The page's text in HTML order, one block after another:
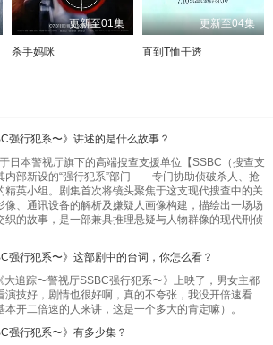
更新至01集
杀手妈咪
更新至04集
直到T恤干透
强行犯系〜》讲述的是什么故事？
日本警视厅旗下的高端搜查支援单位【SSBC（搜查支
内部新设的“强行犯系”部门——专门协助侦破杀人、抢
精英小组。剧集首次将镜头聚焦于这支现代搜查中的关
像、通讯设备的解析及嫌疑人画像构建，描绘出一场场
织的故事，是一部兼具推理悬疑与人物群像的现代刑侦
强行犯系〜》这部剧中的台词，你怎么看？
大追踪〜警视厅SSBC强行犯系〜》上映了，男女主都
演技好，剧情也很好啊，真的不夸张，我没开倍速看
本开二倍速的人来讲，这是一个多大的肯定嘛）。
强行犯系〜》有多少集？